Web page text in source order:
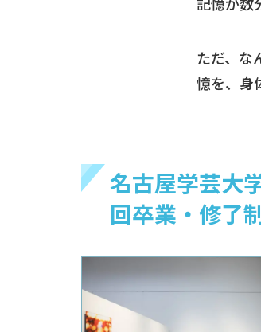
ただ、な
憶を、身
名古屋学芸大
回卒業・修了